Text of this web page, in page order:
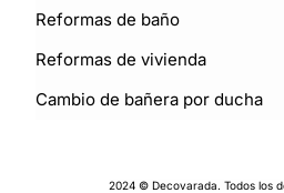
Reformas de baño
Reformas de vivienda
Cambio de bañera por ducha
2024 © Decovarada. Todos los